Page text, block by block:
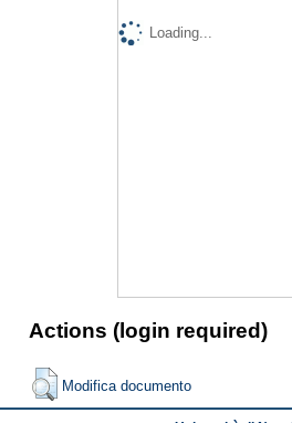
Loading...
Actions (login required)
Modifica documento